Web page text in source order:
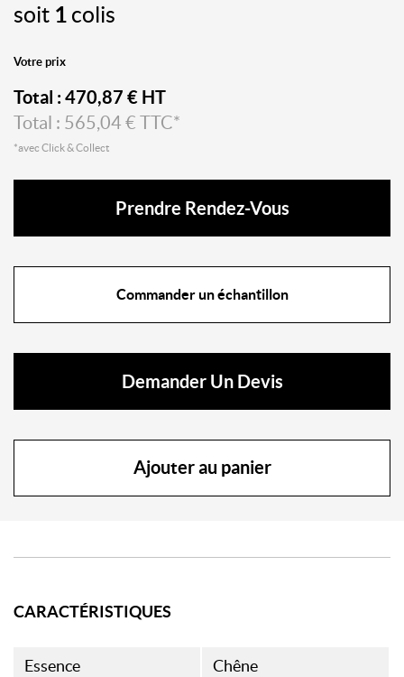
soit 1 colis
Votre prix
Total :470,87 € HT
Total : 565,04 € TTC*
*avec Click & Collect
Prendre Rendez-Vous
Commander un échantillon
Demander Un Devis
Ajouter au panier
CARACTÉRISTIQUES
Essence Chêne